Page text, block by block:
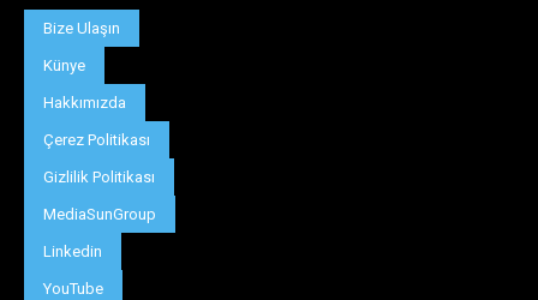
Bize Ulaşın
Künye
Hakkımızda
Çerez Politikası
Gizlilik Politikası
MediaSunGroup
Linkedin
YouTube